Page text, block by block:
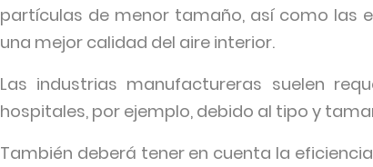
partículas de menor tamaño, así como las
una mejor calidad del aire interior.
Las industrias manufactureras suelen
hospitales, por ejemplo, debido al tipo y
También deberá tener en cuenta la